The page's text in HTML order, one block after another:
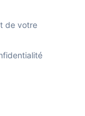
de votre